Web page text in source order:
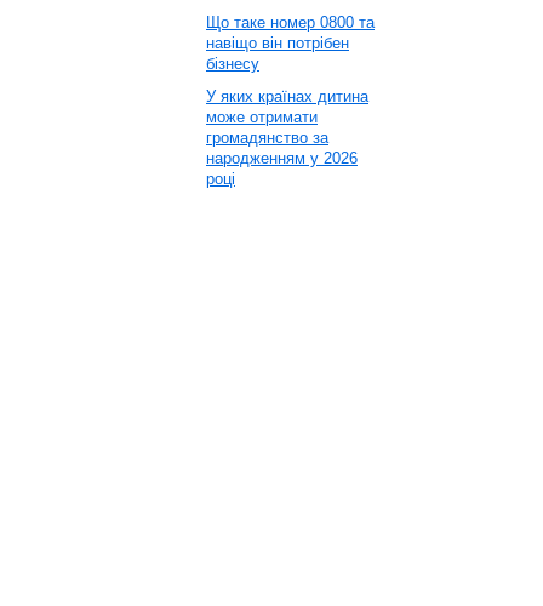
Що таке номер 0800 та
навіщо він потрібен
бізнесу
У яких країнах дитина
може отримати
громадянство за
народженням у 2026
році